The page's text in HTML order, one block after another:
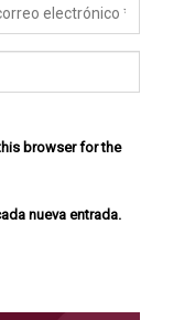
browser for the
nueva entrada.